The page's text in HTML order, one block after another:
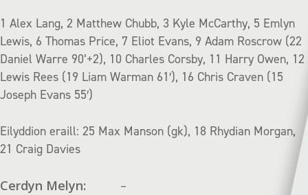
1 Alex Lang, 2 Matthew Chubb, 3 Kyle McCarthy, 5 Emlyn
Lewis, 6 Thomas Price, 7 Eliot Evans, 9 Adam Roscrow (22
Daniel Warre 90’+2), 10 Charles Corsby, 11 Harry Owen, 12
Lewis Rees (19 Liam Warman 61′), 16 Chris Craven (15
Joseph Evans 55′)
Eilyddion eraill: 25 Max Manson (gk), 18 Rhydian Morgan,
21 Craig Davies
Cerdyn Melyn: –